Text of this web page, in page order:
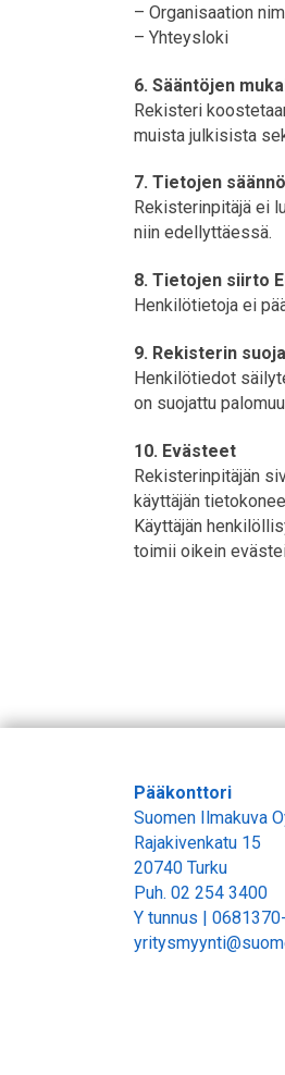
– Organisaation
– Yhteysloki
6. Sääntöjen
Rekisteri
muista julkisista
7. Tietojen
Rekisterinpitäjä ei
niin edellyttäessä.
8. Tietojen siirto
Henkilötietoja ei
9. Rekisterin
Henkilötiedot
on suojattu
10. Evästeet
Rekisterinpitäjän
käyttäjän
Käyttäjän
toimii oikein
Pääkonttori
Suomen Ilmakuva
Rajakivenkatu 15
20740 Turku
Puh. 02 254 3400
Y tunnus |